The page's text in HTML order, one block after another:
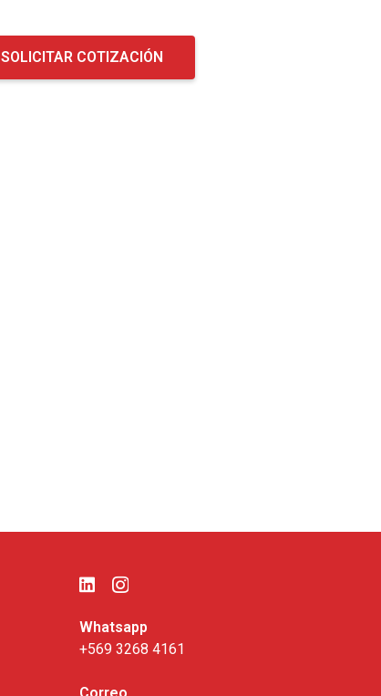
SOLICITAR COTIZACIÓN
Whatsapp
+569 3268 4161